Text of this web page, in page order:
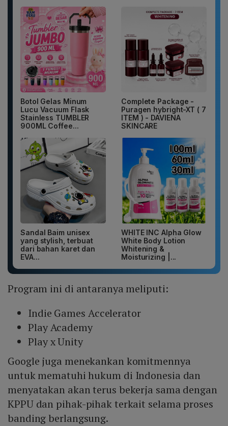
Botol Gelas Minum
Lucu Vacuum Flask
Stainless TUMBLER
900ML Coffee...
Complete Package -
Puragen hybright-XT ( 7
ITEM ) - DAVIENA
SKINCARE
Sandal Baim unisex
yang stylish, terbuat
dari bahan karet dan
EVA...
WHITE INC Alpha Glow
White Body Lotion
Whitening &
Moisturizing |...
Program ini di antaranya meliputi:
Indie Games Accelerator
Play Academy
Play x Unity
Google juga menekankan komitmennya
untuk mematuhi hukum di Indonesia dan
menyatakan akan terus bekerja sama dengan
KPPU dan pihak-pihak terkait selama proses
banding berlangsung.